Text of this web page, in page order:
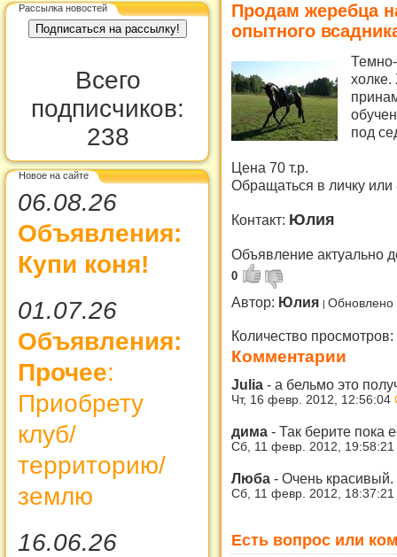
Рассылка новостей
Всего
подписчиков:
238
Новое на сайте
06.08.26
Объявления:
Купи коня!
01.07.26
Объявления:
Прочее:
Приобрету
клуб/
территорию/
землю
16.06.26
Продам жеребца
опытного
холке.
под
Цена 70 т.р.
Обращаться в личку
Контакт: Юлия
Объявление актуально
0
Автор: Юлия Обновлено
Количество просмотров:
Комментарии
Julia - а бельмо это
Чт, 16 февр. 2012, 12:56:04
дима - Так берите пока
Сб, 11 февр. 2012, 19:58:21
Люба - Очень
Сб, 11 февр. 2012, 18:37:21
Есть вопрос или